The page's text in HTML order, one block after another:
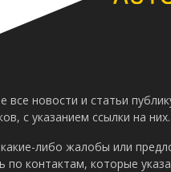
все новости и статьи
с указанием ссылки на них.
какие-либо жалобы или
по контактам, которые